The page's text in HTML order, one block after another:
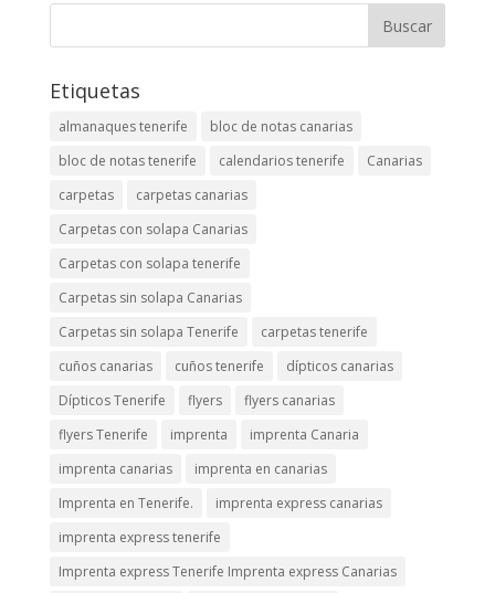
Etiquetas
almanaques tenerife
bloc de notas canarias
bloc de notas tenerife
calendarios tenerife
Canarias
carpetas
carpetas canarias
Carpetas con solapa Canarias
Carpetas con solapa tenerife
Carpetas sin solapa Canarias
Carpetas sin solapa Tenerife
carpetas tenerife
cuños canarias
cuños tenerife
dípticos canarias
Dípticos Tenerife
flyers
flyers canarias
flyers Tenerife
imprenta
imprenta Canaria
imprenta canarias
imprenta en canarias
Imprenta en Tenerife.
imprenta express canarias
imprenta express tenerife
Imprenta express Tenerife Imprenta express Canarias